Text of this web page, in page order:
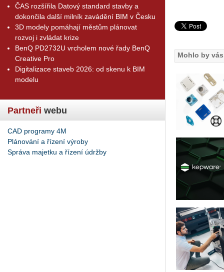
ČAS rozšířila Datový standard stavby a
dokončila další milník zavádění BIM v Česku
3D modely pomáhají městům plánovat
rozvoj i zvládat krize
BenQ PD2732U vrcholem nové řady BenQ
Creative Pro
Digitalizace staveb 2026: od skenu k BIM
modelu
Partneři webu
CAD programy 4M
Plánování a řízení výroby
Správa majetku a řízení údržby
Mohlo by